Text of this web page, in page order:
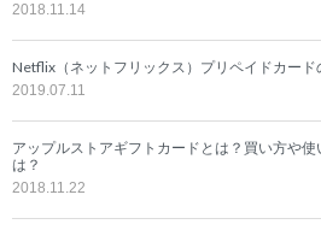
2018.11.14
Netflix（ネットフリックス）プリペイドカード
2019.07.11
アップルストアギフトカードとは？買い方や
は？
2018.11.22